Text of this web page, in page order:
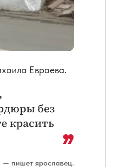
Евраева.
без
красить
— пишет ярославец.